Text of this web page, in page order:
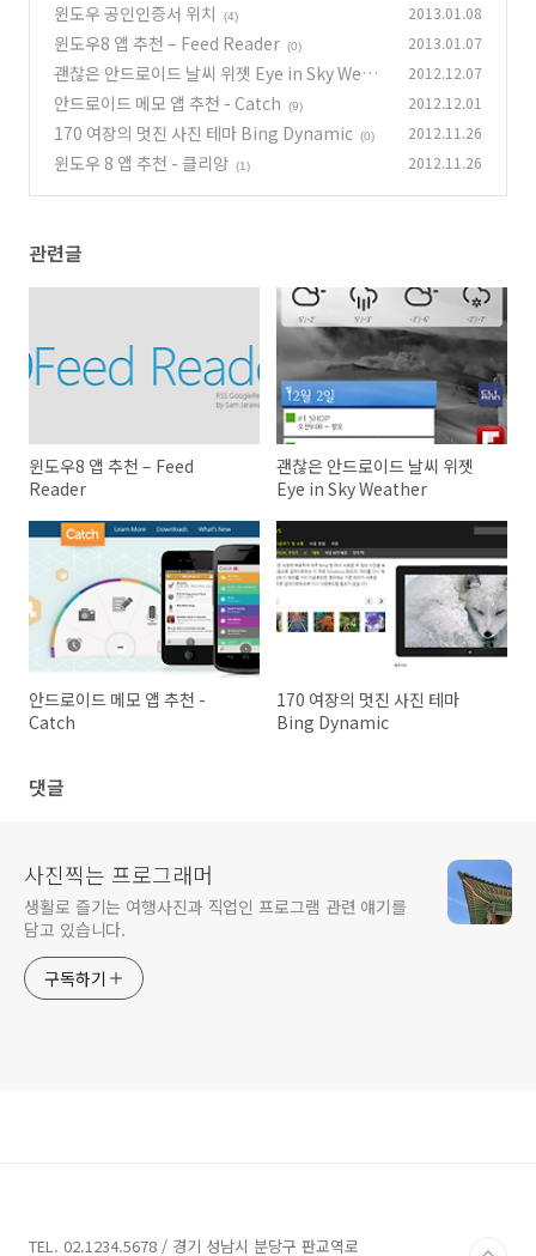
윈도우 공인인증서 위치
(4) 2013.01.08
윈도우8 앱 추천 – Feed Reader (0) 2013.01.07
괜찮은 안드로이드 날씨 위젯 Eye in Sky Weat
her (0)
2012.12.07
안드로이드 메모 앱 추천 - Catch (9) 2012.12.01
170 여장의 멋진 사진 테마 Bing Dynamic (0) 2012.11.26
윈도우 8 앱 추천 - 클리앙 (1) 2012.11.26
관련글
윈도우8 앱 추천 – Feed
Reader
괜찮은 안드로이드 날씨 위젯
Eye in Sky Weather
안드로이드 메모 앱 추천 -
Catch
170 여장의 멋진 사진 테마
Bing Dynamic
댓글
사진찍는 프로그래머
생활로 즐기는 여행사진과 직업인 프로그램 관련 얘기를
담고 있습니다.
구독하기
TEL. 02.1234.5678 / 경기 성남시 분당구 판교역로